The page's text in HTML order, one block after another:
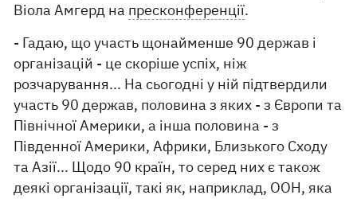
Віола Амгерд на пресконференції.
- Гадаю, що участь щонайменше 90 держав і
організацій - це скоріше успіх, ніж
розчарування... На сьогодні у ній підтвердили
участь 90 держав, половина з яких - з Європи та
Північної Америки, а інша половина - з
Південної Америки, Африки, Близького Сходу
та Азії... Щодо 90 країн, то серед них є також
деякі організації, такі як, наприклад, ООН, яка